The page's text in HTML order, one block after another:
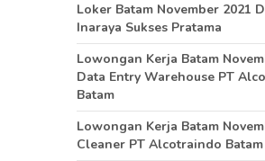
Loker Batam November 2021
Inaraya Sukses Pratama
Lowongan Kerja Batam
Data Entry Warehouse PT
Batam
Lowongan Kerja Batam
Cleaner PT Alcotraindo Batam